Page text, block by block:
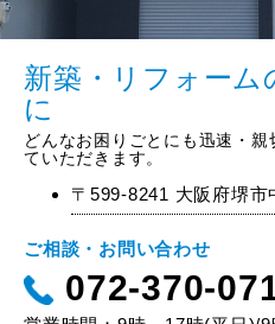
新築・リフォーム
に
どんなお困りごとにも迅速・
ていただきます。
〒599-8241 大阪府堺市
ご相談・お問い合わせ
072-370-